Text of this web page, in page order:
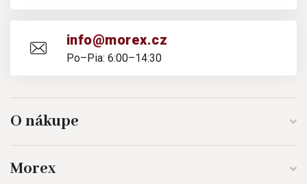
info@morex.cz
Po–Pia: 6:00–14:30
O nákupe
Morex